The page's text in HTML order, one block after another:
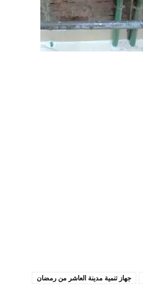
جهاز تنمية مدينة العاشر من رمضان